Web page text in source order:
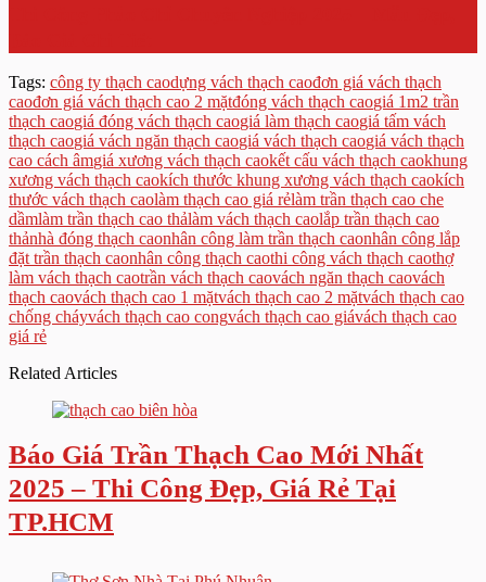
Tags: công ty thạch caodựng vách thạch caođơn giá vách thạch
caođơn giá vách thạch cao 2 mặtđóng vách thạch caogiá 1m2 trần
thạch caogiá đóng vách thạch caogiá làm thạch caogiá tấm vách
thạch caogiá vách ngăn thạch caogiá vách thạch caogiá vách thạch
cao cách âmgiá xương vách thạch caokết cấu vách thạch caokhung
xương vách thạch caokích thước khung xương vách thạch caokích
thước vách thạch caolàm thạch cao giá rẻlàm trần thạch cao che
dầmlàm trần thạch cao thảlàm vách thạch caolắp trần thạch cao
thảnhà đóng thạch caonhân công làm trần thạch caonhân công lắp
đặt trần thạch caonhân công thạch caothi công vách thạch caothợ
làm vách thạch caotrần vách thạch caovách ngăn thạch caovách
thạch caovách thạch cao 1 mặtvách thạch cao 2 mặtvách thạch cao
chống cháyvách thạch cao congvách thạch cao giávách thạch cao
giá rẻ
Related Articles
Báo Giá Trần Thạch Cao Mới Nhất
2025 – Thi Công Đẹp, Giá Rẻ Tại
TP.HCM